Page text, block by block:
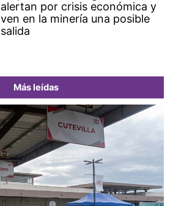
alertan por crisis económica y
ven en la minería una posible
salida
Más leídas